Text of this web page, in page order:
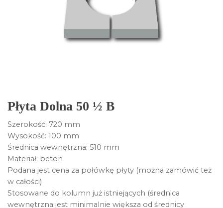
Płyta Dolna 50 ½ B
Szerokość: 720 mm
Wysokość: 100 mm
Średnica wewnętrzna: 510 mm
Materiał: beton
Podana jest cena za połówkę płyty (można zamówić też
w całości)
Stosowane do kolumn już istniejących (średnica
wewnętrzna jest minimalnie większa od średnicy